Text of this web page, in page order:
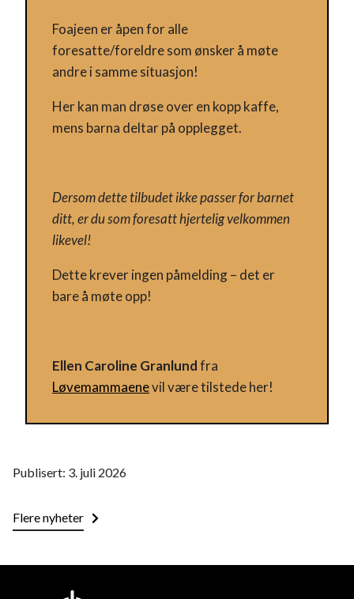
Foajeen er åpen for alle
foresatte/foreldre som ønsker å møte
andre i samme situasjon!
Her kan man drøse over en kopp kaffe,
mens barna deltar på opplegget.
Dersom dette tilbudet ikke passer for barnet
ditt, er du som foresatt hjertelig velkommen
likevel!
Dette krever ingen påmelding – det er
bare å møte opp!
Ellen Caroline Granlundfra
Løvemammaenevil være tilstede her!
Publisert: 3. juli 2026
Flere nyheter